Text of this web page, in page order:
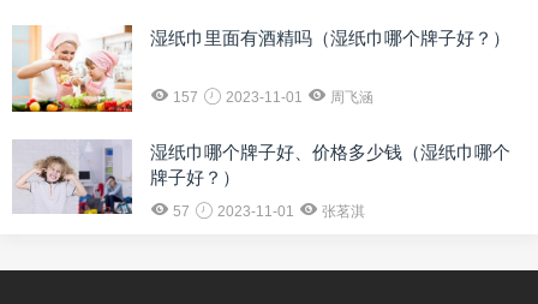
湿纸巾里面有酒精吗（湿纸巾哪个牌子好？）
157 2023-11-01 周飞涵
湿纸巾哪个牌子好、价格多少钱（湿纸巾哪个
牌子好？）
57 2023-11-01 张茗淇